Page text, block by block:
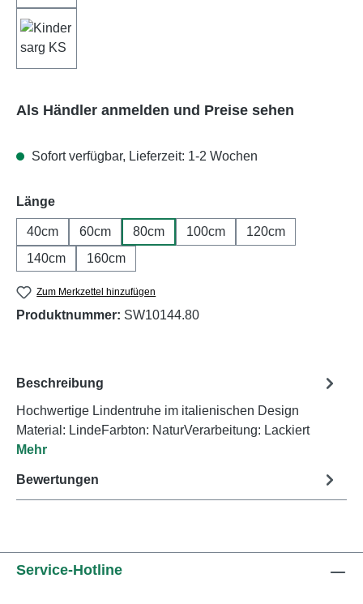
Als Händler anmelden und Preise sehen
Sofort verfügbar, Lieferzeit: 1-2 Wochen
Längeauswählen
40cm 60cm 80cm 100cm
120cm
140cm
160cm
Zum Merkzettel hinzufügen
Produktnummer: SW10144.80
Beschreibung
Hochwertige Lindentruhe im italienischen Design
Material: LindeFarbton: NaturVerarbeitung: Lackiert
Mehr
Bewertungen
Service-Hotline